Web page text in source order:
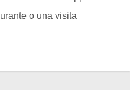
o una visita